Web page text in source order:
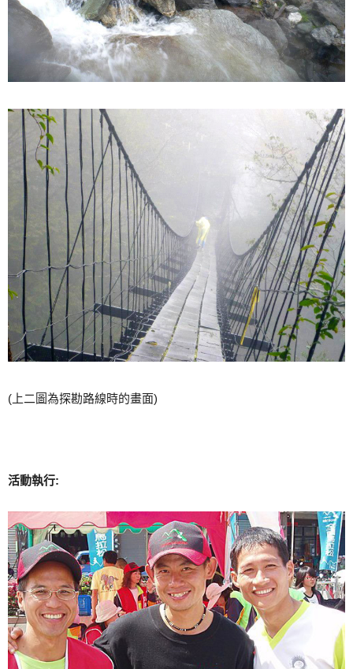
(上二圖為探勘路線時的畫面)
活動執行: